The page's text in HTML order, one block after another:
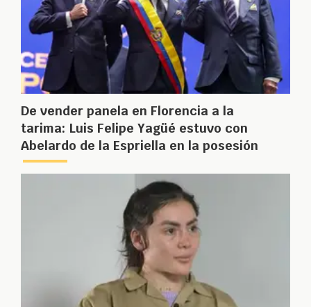
De vender panela en Florencia a la
tarima: Luis Felipe Yagüé estuvo con
Abelardo de la Espriella en la posesión